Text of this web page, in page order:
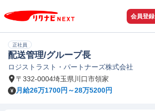
会員登録
正社員
配送管理/グループ長
ロジストラスト・パートナーズ株式会社
〒332-0004埼玉県川口市領家
月給26万1700円～28万5200円